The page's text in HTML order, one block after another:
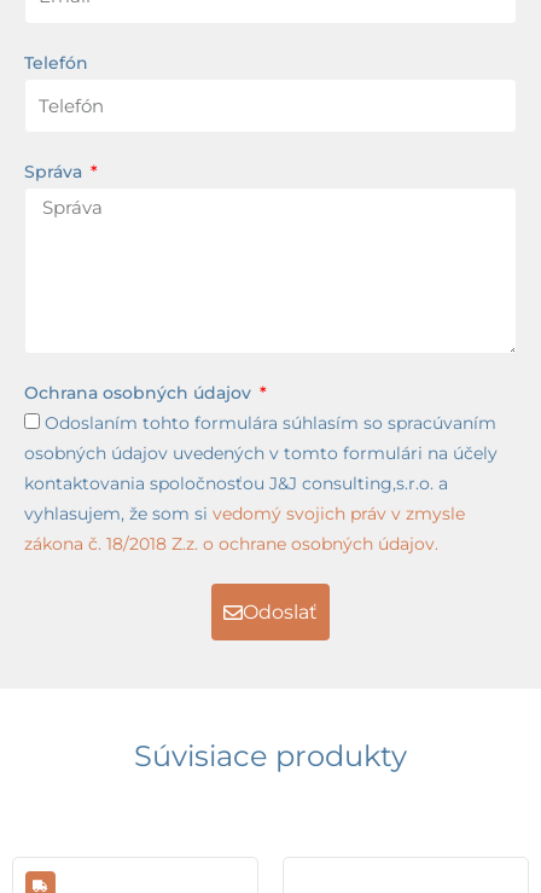
Telefón
Správa
Ochrana osobných údajov
Odoslaním tohto formulára súhlasím so spracúvaním
osobných údajov uvedených v tomto formulári na účely
kontaktovania spoločnosťou J&J consulting,s.r.o. a
vyhlasujem, že som si vedomý svojich práv v zmysle
zákona č. 18/2018 Z.z. o ochrane osobných údajov.
Odoslať
Súvisiace produkty